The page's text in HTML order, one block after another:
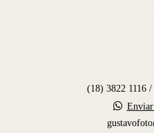
(18) 3822 1116
Enviar